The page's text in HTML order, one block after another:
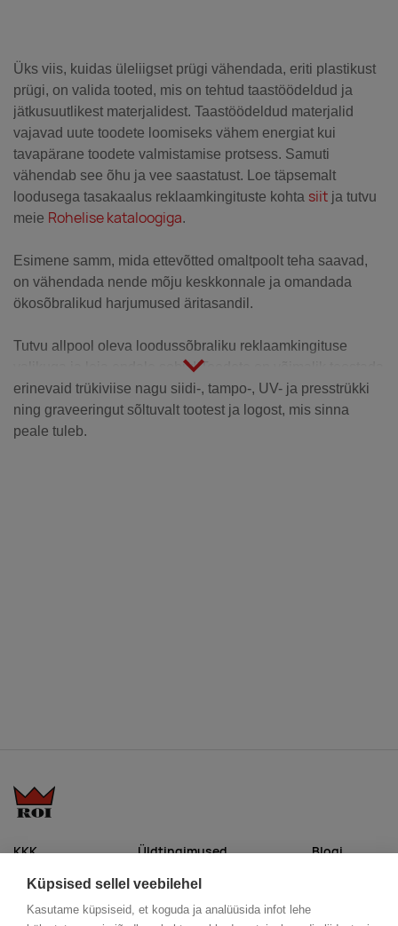
Küpsised sellel veebilehel
Kasutame küpsiseid, et koguda ja analüüsida infot lehe
Üks viis, kuidas üleliigset prügi vähendada, eriti plastikust
prügi, on valida tooted, mis on tehtud taastöödeldud ja
jätkusuutlikest materjalidest. Taastöödeldud materjalid
vajavad uute toodete loomiseks vähem energiat kui
tavapärane toodete valmistamise protsess. Samuti
vähendab see õhu ja vee saastatust. Loe täpsemalt
loodusega tasakaalus reklaamkingituste kohta siit ja tutvu
meie Rohelise kataloogiga.
Esimene samm, mida ettevõtted omaltpoolt teha saavad,
on vähendada nende mõju keskkonnale ja omandada
ökosõbralikud harjumused äritasandil.
Tutvu allpool oleva loodussõbraliku reklaamkingituse
valikuga ja leia endale sobiv! Toodete on võimalik teostada
erinevaid trükiviise nagu siidi-, tampo-, UV- ja presstrükki
ning graveeringut sõltuvalt tootest ja logost, mis sinna
peale tuleb.
KKK
Trükitehnikad
Üldtingimused
ÖKO reklaamkingitused
Blogi